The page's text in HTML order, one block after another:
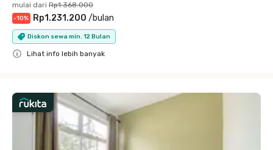
mulai dari Rp1.368.000
-10% Rp1.231.200 /bulan
Diskon sewa min. 12 Bulan
Lihat info lebih banyak